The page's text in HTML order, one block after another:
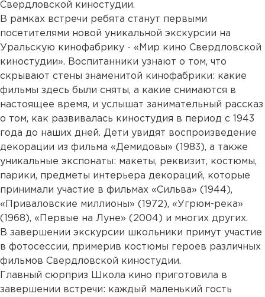
Свердловской киностудии.
В рамках встречи ребята станут первыми
посетителями новой уникальной экскурсии на
Уральскую кинофабрику - «Мир кино Свердловской
киностудии». Воспитанники узнают о том, что
скрывают стены знаменитой кинофабрики: какие
фильмы здесь были сняты, а какие снимаются в
настоящее время, и услышат занимательный рассказ
о том, как развивалась киностудия в период с 1943
года до наших дней. Дети увидят воспроизведение
декорации из фильма «Демидовы» (1983), а также
уникальные экспонаты: макеты, реквизит, костюмы,
парики, предметы интерьера декораций, которые
принимали участие в фильмах «Сильва» (1944),
«Приваловские миллионы» (1972), «Угрюм-река»
(1968), «Первые на Луне» (2004) и многих других.
В завершении экскурсии школьники примут участие
в фотосессии, примерив костюмы героев различных
фильмов Свердловской киностудии.
Главный сюрприз Школа кино приготовила в
завершении встречи: каждый маленький гость